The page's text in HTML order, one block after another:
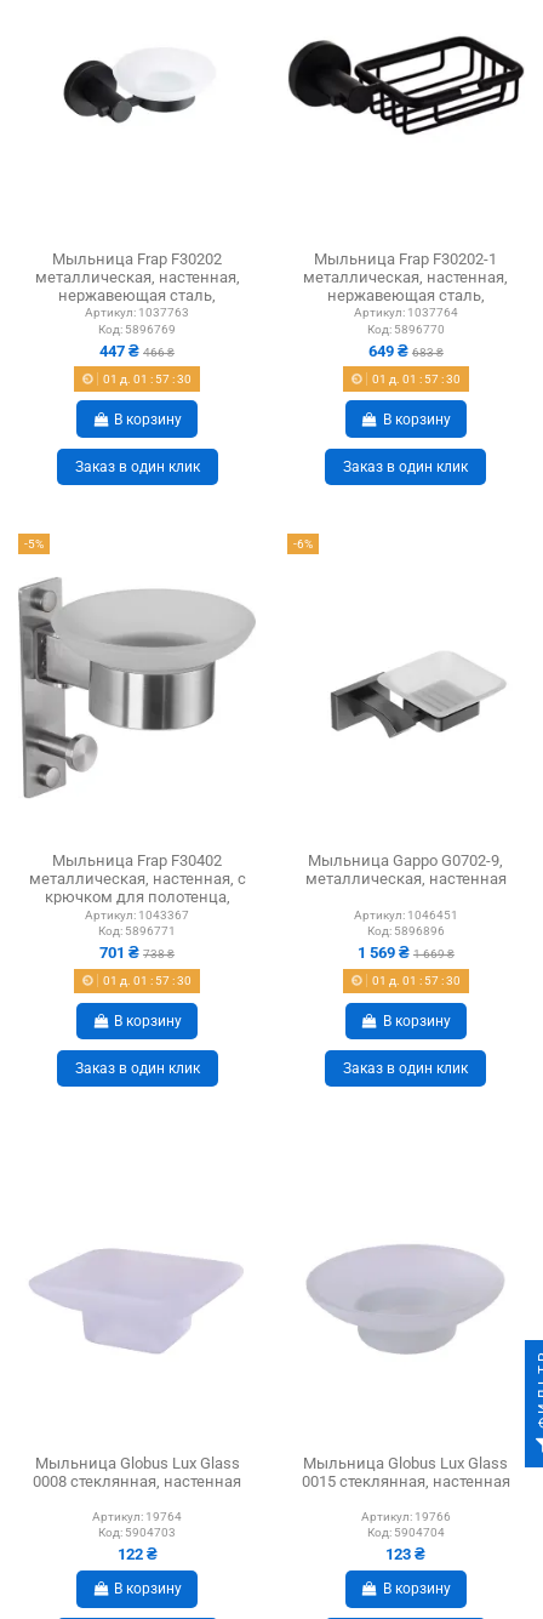
Мыльница Frap F30202
металлическая, настенная,
нержавеющая сталь,
черный
Артикул: 1037763
Код: 5896769
447 ₴466 ₴
01 д. 01 : 57:29
В корзину
Заказ в один клик
Мыльница Frap F30202-1
металлическая, настенная,
нержавеющая сталь,
черный
Артикул: 1037764
Код: 5896770
649 ₴ 683 ₴
01 д. 01 : 57:29
В корзину
Заказ в один клик
-5%
Мыльница Frap F30402
металлическая, настенная, с
крючком для полотенца,
нержавеющая сталь
Артикул: 1043367
Код: 5896771
701 ₴738 ₴
01 д. 01 : 57:29
В корзину
Заказ в один клик
-6%
Мыльница Gappo G0702-9,
металлическая, настенная
Артикул: 1046451
Код: 5896896
1 569 ₴ 1 669 ₴
01 д. 01 : 57:29
В корзину
Заказ в один клик
Мыльница Globus Lux Glass
0008 стеклянная, настенная
Артикул: 19764
Код: 5904703
122 ₴
В корзину
Мыльница Globus Lux Glass
0015 стеклянная, настенная
Артикул: 19766
Код: 5904704
123 ₴
В корзину